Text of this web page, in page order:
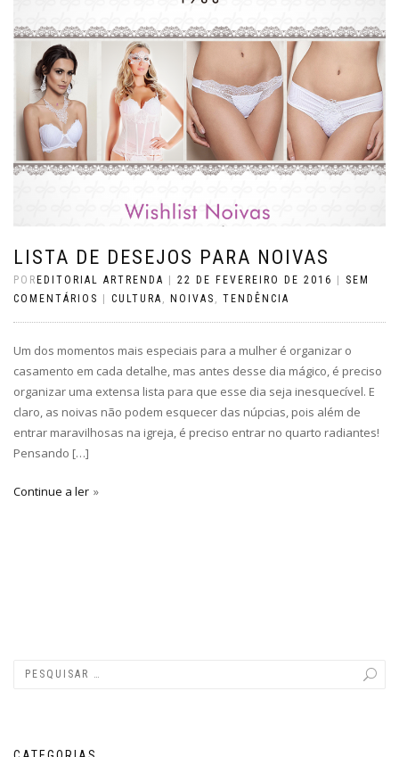
LISTA DE DESEJOS PARA NOIVAS
POREDITORIAL ARTRENDA | 22 DE FEVEREIRO DE 2016 | SEM
COMENTÁRIOS | CULTURA NOIVAS TENDÊNCIA
Um dos momentos mais especiais para a mulher é organizar o
casamento em cada detalhe, mas antes desse dia mágico, é preciso
organizar uma extensa lista para que esse dia seja inesquecível. E
claro, as noivas não podem esquecer das núpcias, pois além de
entrar maravilhosas na igreja, é preciso entrar no quarto radiantes!
Pensando […]
Continue a ler